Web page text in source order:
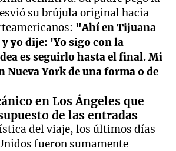
su brújula original hacia
"Ahí en Tijuana
yo dije: 'Yo sigo con la
es seguirlo hasta el final. Mi
Nueva York de una forma o de
en Los Ángeles que
de las entradas
del viaje, los últimos días
fueron sumamente